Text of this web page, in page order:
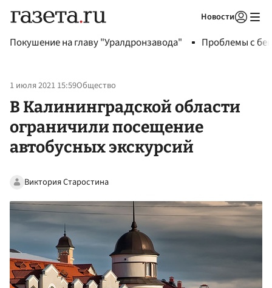
Новости
Покушение на главу "Уралдронзавода" Проблемы с
1 июля 2021 15:59Общество
В Калининградской области
ограничили посещение
автобусных экскурсий
Виктория Старостина